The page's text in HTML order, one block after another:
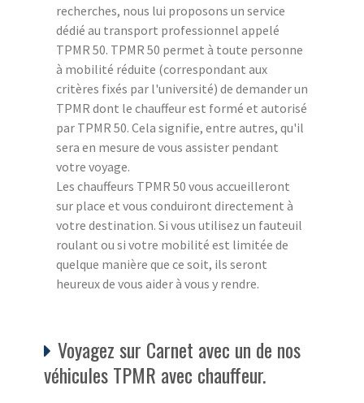
recherches, nous lui proposons un service
dédié au transport professionnel appelé
TPMR 50. TPMR 50 permet à toute personne
à mobilité réduite (correspondant aux
critères fixés par l'université) de demander un
TPMR dont le chauffeur est formé et autorisé
par TPMR 50. Cela signifie, entre autres, qu'il
sera en mesure de vous assister pendant
votre voyage.
Les chauffeurs TPMR 50 vous accueilleront
sur place et vous conduiront directement à
votre destination. Si vous utilisez un fauteuil
roulant ou si votre mobilité est limitée de
quelque manière que ce soit, ils seront
heureux de vous aider à vous y rendre.
Voyagez sur Carnet avec un de nos
véhicules TPMR avec chauffeur.